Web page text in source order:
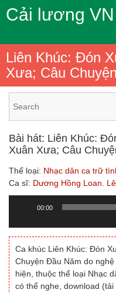
Cải lương VN
Liên Khúc: Đón
Xưa; Câu
Bài hát: Liên Khúc:
Xuân Xưa; Câu
Thể loại: Nhạc dân ca trữ
Ca sĩ: Dương Hồng Loan.
00:00
Ca khúc Liên Khúc: Đón
Chuyện Đầu Năm do
hiện, thuộc thể loại Nhạc
có thể nghe, download